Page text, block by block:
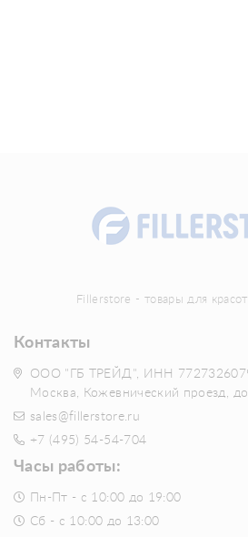
Fillerstore - товары для
Контакты
ООО "ГБ ТРЕЙД", ИНН 7727326079
Москва, Кожевнический проезд,
sales@fillerstore.ru
+7 (495) 54-54-704
Часы работы:
Пн-Пт - с 10:00 до 19:00
Сб - с 10:00 до 13:00